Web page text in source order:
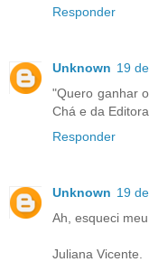
Responder
Unknown 19
"Quero ganhar
Chá e da
Responder
Unknown 19
Ah, esqueci
Juliana Vicente.